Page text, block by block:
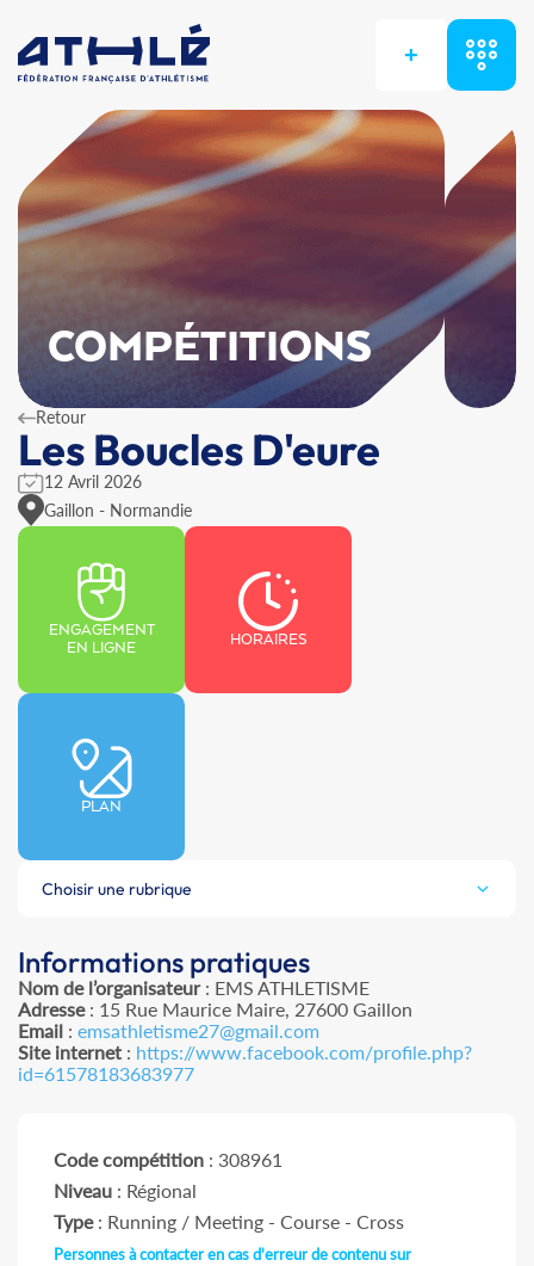
+
COMPÉTITIONS
Retour
Les Boucles D'eure
12 Avril 2026
Gaillon - Normandie
ENGAGEMENT
EN LIGNE
HORAIRES
PLAN
Choisir une rubrique
Informations pratiques
Nom de l’organisateur: EMS ATHLETISME
Adresse: 15 Rue Maurice Maire, 27600 Gaillon
Email : emsathletisme27@gmail.com
Site internet : https://www.facebook.com/profile.php?
id=61578183683977
Code compétition : 308961
Niveau : Régional
Type: Running / Meeting - Course - Cross
Personnes à contacter en cas d'erreur de contenu sur